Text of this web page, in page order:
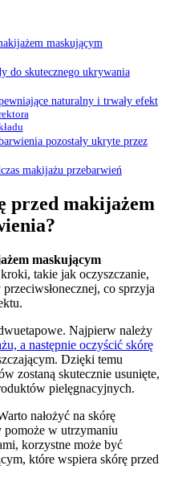
maskującym
do skutecznego ukrywania
naturalny i trwały efekt
pozostały ukryte przez
makijażu przebarwień
przed makijażem
maskującym
takie jak oczyszczanie,
co sprzyja
Najpierw należy
a następnie oczyścić skórę
Dzięki temu
zostaną skutecznie usunięte,
pielęgnacyjnych.
nałożyć na skórę
w utrzymaniu
korzystne może być
które wspiera skórę przed